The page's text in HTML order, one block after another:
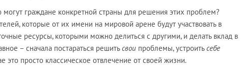
могут граждане конкретной страны для решения этих проблем?
которые от их имени на мировой арене будут участвовать в
ресурсы, которыми можно делиться с другими, и делать вклад в
– сначала постараться решитьсвои проблемы, устроитьсебе
просто классическое отвлечение от своей жизни.